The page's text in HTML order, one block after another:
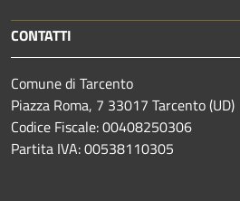
CONTATTI
Comune di Tarcento
Piazza Roma, 7 33017 Tarcento (UD)
Codice Fiscale: 00408250306
Partita IVA: 00538110305